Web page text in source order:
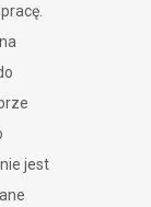
jest